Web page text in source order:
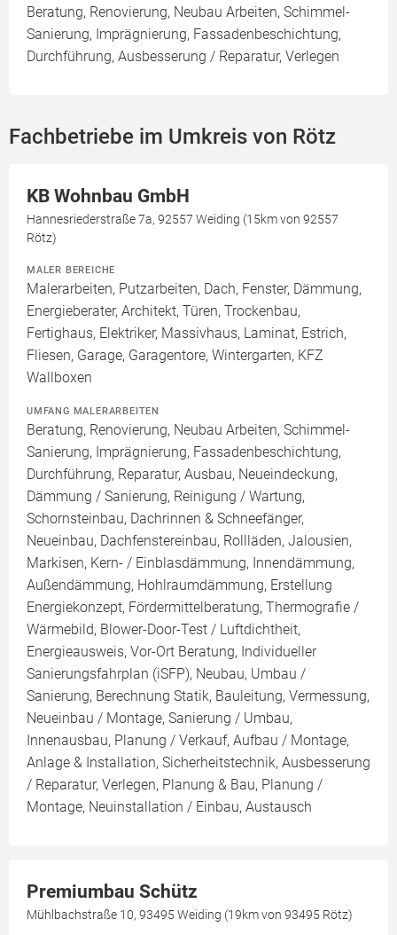
Beratung, Renovierung, Neubau Arbeiten, Schimmel-
Sanierung, Imprägnierung, Fassadenbeschichtung,
Durchführung, Ausbesserung / Reparatur, Verlegen
Fachbetriebe im Umkreis von Rötz
KB Wohnbau GmbH
Hannesriederstraße 7a, 92557 Weiding (15km von 92557
Rötz)
MALER BEREICHE
Malerarbeiten, Putzarbeiten, Dach, Fenster, Dämmung,
Energieberater, Architekt, Türen, Trockenbau,
Fertighaus, Elektriker, Massivhaus, Laminat, Estrich,
Fliesen, Garage, Garagentore, Wintergarten, KFZ
Wallboxen
UMFANG MALERARBEITEN
Beratung, Renovierung, Neubau Arbeiten, Schimmel-
Sanierung, Imprägnierung, Fassadenbeschichtung,
Durchführung, Reparatur, Ausbau, Neueindeckung,
Dämmung / Sanierung, Reinigung / Wartung,
Schornsteinbau, Dachrinnen & Schneefänger,
Neueinbau, Dachfenstereinbau, Rollläden, Jalousien,
Markisen, Kern- / Einblasdämmung, Innendämmung,
Außendämmung, Hohlraumdämmung, Erstellung
Energiekonzept, Fördermittelberatung, Thermografie /
Wärmebild, Blower-Door-Test / Luftdichtheit,
Energieausweis, Vor-Ort Beratung, Individueller
Sanierungsfahrplan (iSFP), Neubau, Umbau /
Sanierung, Berechnung Statik, Bauleitung, Vermessung,
Neueinbau / Montage, Sanierung / Umbau,
Innenausbau, Planung / Verkauf, Aufbau / Montage,
Anlage & Installation, Sicherheitstechnik, Ausbesserung
/ Reparatur, Verlegen, Planung & Bau, Planung /
Montage, Neuinstallation / Einbau, Austausch
Premiumbau Schütz
Mühlbachstraße 10, 93495 Weiding (19km von 93495 Rötz)